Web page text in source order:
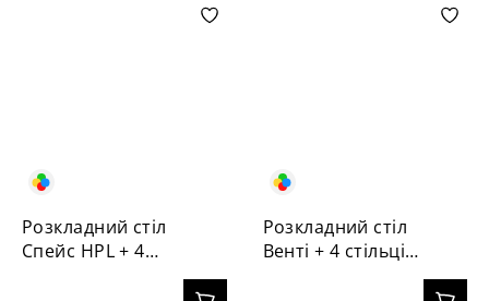
Розкладний стіл
Спейс HPL + 4
Розкладний стіл
Венті + 4 стільці